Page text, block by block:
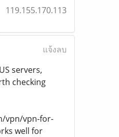
119.155.170.113
แจ้งลบ
servers,
checking
vpn/vpn-for-
well for